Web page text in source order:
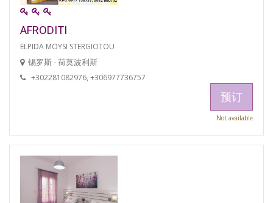
AFRODITI
ELPIDA MOYSI STERGIOTOU
锡罗斯 - 荷莫波利斯
+302281082976, +306977736757
预订
Not available